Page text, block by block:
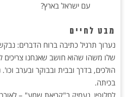
עם ישראל בארץ?
מבט לחיים
נערוך תרגיל כתיבה ברוח הדברים:
שלו משהו שהוא חושב שאנחנו צריכים
הולכים, בדרך ובבית ובבוקר ובערב
בכיתה.
לחלופין, נעמיק ב"קריאת שמע" – לאורך